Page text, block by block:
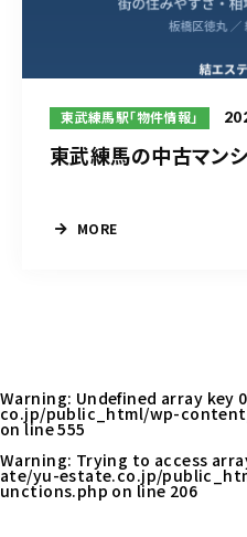
東武練馬駅「物件情報」
東武練馬の中古マン
MORE
Warning: Undefined array key
co.jp/public_html/wp-
on line555
Warning: Trying to access
ate/yu-estate.co.jp/
unctions.php on line 206